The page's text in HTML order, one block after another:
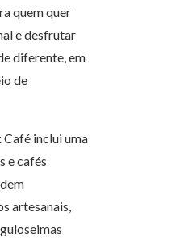
quem quer
e desfrutar
diferente, em
de
Café inclui uma
e cafés
artesanais,